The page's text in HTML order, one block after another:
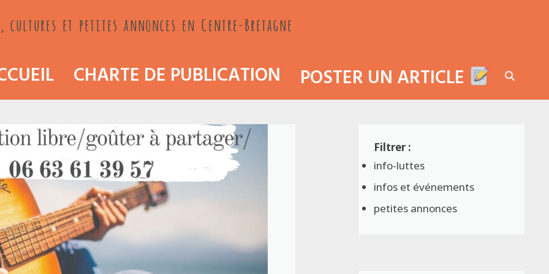
et petites annonces en Centre-Bretagne
CHARTE DE PUBLICATION POSTER UN ARTICLE
info-luttes
infos et événements
petites annonces